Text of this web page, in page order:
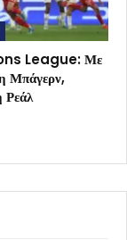
League: Με
Μπάγερν,
Ρεάλ